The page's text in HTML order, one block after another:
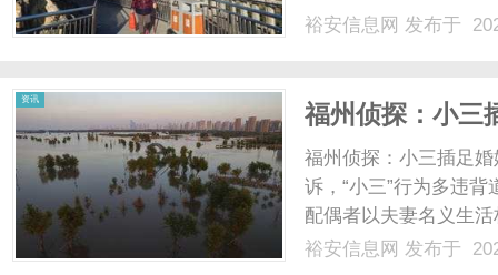
体验。...
裕安信息网 发布于
资讯
福州侦探：小三
福州侦探：小三插足
诉，“小三”行为多违
配偶者以夫妻名义生
诉维护权益，起诉要
裕安信息网 发布于